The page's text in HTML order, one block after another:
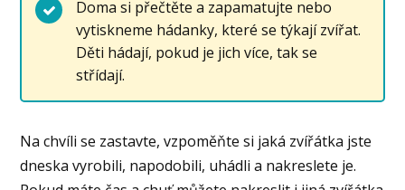
Doma si přečtěte a zapamatujte nebo
vytiskneme hádanky, které se týkají zvířat.
Děti hádají, pokud je jich více, tak se
střídají.
Na chvíli se zastavte, vzpoměňte si jaká zvířátka jste
dneska vyrobili, napodobili, uhádli a nakreslete je.